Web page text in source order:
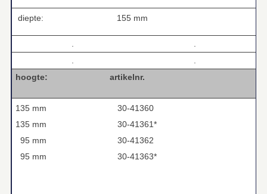
diepte: 155 mm
.
.
.
.
hoogte: artikelnr.
135 mm
30-41360
135 mm
30-41361*
95 mm
30-41362
95 mm
30-41363*